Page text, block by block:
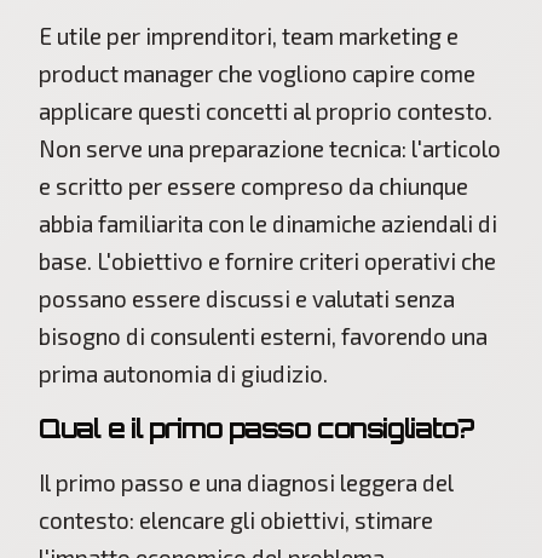
E utile per imprenditori, team marketing e
product manager che vogliono capire come
applicare questi concetti al proprio contesto.
Non serve una preparazione tecnica: l'articolo
e scritto per essere compreso da chiunque
abbia familiarita con le dinamiche aziendali di
base. L'obiettivo e fornire criteri operativi che
possano essere discussi e valutati senza
bisogno di consulenti esterni, favorendo una
prima autonomia di giudizio.
Qual e il primo passo consigliato?
Il primo passo e una diagnosi leggera del
contesto: elencare gli obiettivi, stimare